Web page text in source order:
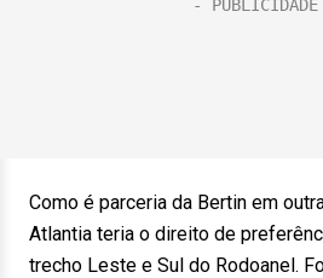
Como é parceria da Bertin em
Atlantia teria o direito de
trecho Leste e Sul do Rodoanel.